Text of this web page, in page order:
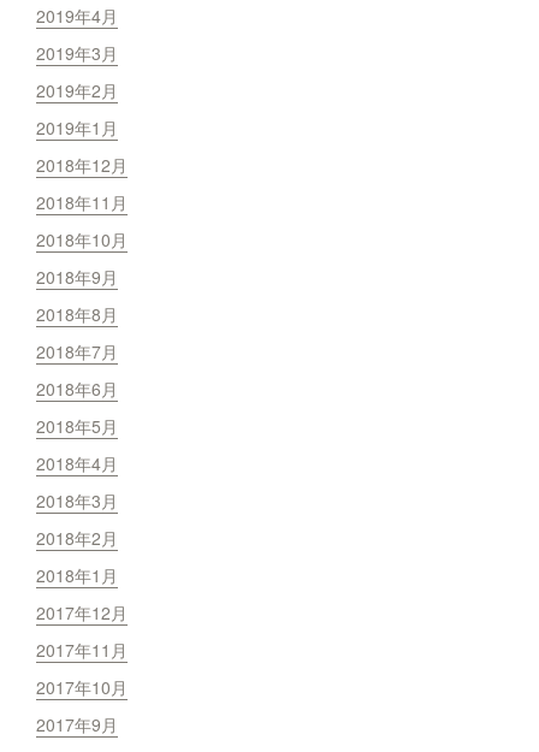
2019年4月
2019年3月
2019年2月
2019年1月
2018年12月
2018年11月
2018年10月
2018年9月
2018年8月
2018年7月
2018年6月
2018年5月
2018年4月
2018年3月
2018年2月
2018年1月
2017年12月
2017年11月
2017年10月
2017年9月